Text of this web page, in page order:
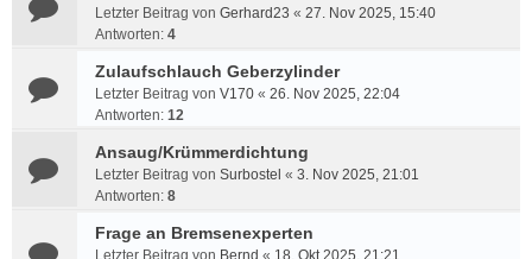
Letzter Beitrag von Gerhard23 « 27. Nov 2025, 15:40
Antworten: 4
Zulaufschlauch Geberzylinder
Letzter Beitrag von V170 « 26. Nov 2025, 22:04
Antworten: 12
Ansaug/Krümmerdichtung
Letzter Beitrag von Surbostel « 3. Nov 2025, 21:01
Antworten: 8
Frage an Bremsenexperten
Letzter Beitrag von Bernd « 18. Okt 2025, 21:21